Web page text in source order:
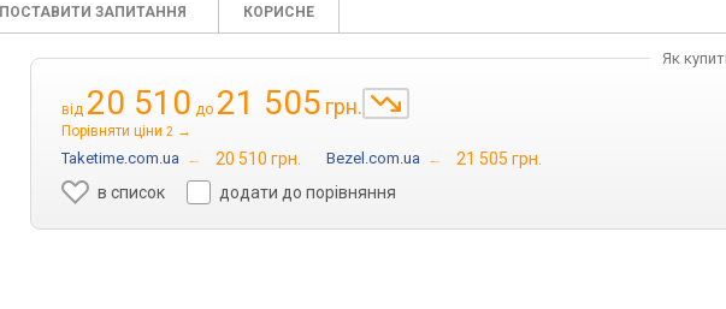
ПОСТАВИТИ ЗАПИТАННЯ КОРИСНЕ
Як
від 20 510 до 21 505 грн.
Порівняти ціни 2 →
Taketime.com.ua → 20 510 грн. Bezel.com.ua →
21 505 грн.
в список
додати до порівняння